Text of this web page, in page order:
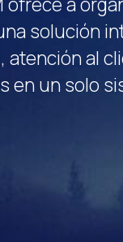
solución
atención al
en un solo